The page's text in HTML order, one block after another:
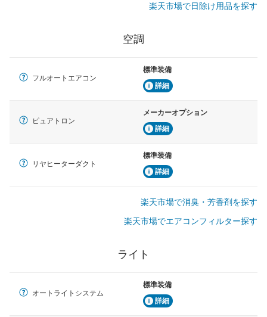
楽天市場で日除け用品を探す
空調
フルオートエアコン
標準装備
詳細
ピュアトロン
メーカーオプション
詳細
リヤヒーターダクト
標準装備
詳細
楽天市場で消臭・芳香剤を探す
楽天市場でエアコンフィルター探す
ライト
オートライトシステム
標準装備
詳細